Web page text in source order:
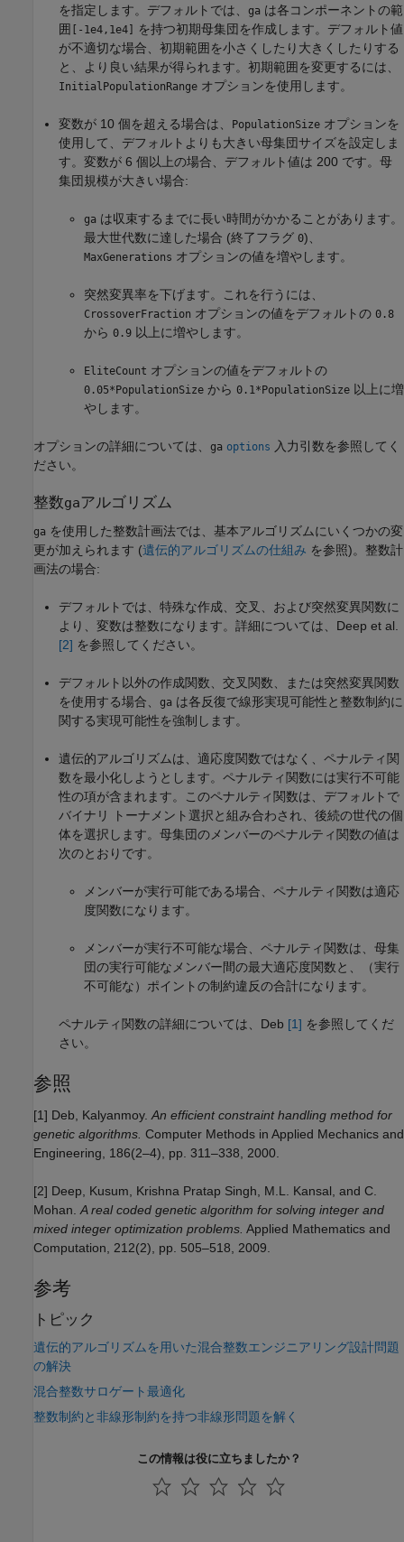
を指定します。デフォルトでは、 ga は各コンポーネントの範
囲
[-1e4,1e4]
を持つ初期母集団を作成します。デフォルト値
が不適切な場合、初期範囲を小さくしたり大きくしたりする
と、より良い結果が得られます。初期範囲を変更するには、
InitialPopulationRange オプションを使用します。
変数が 10 個を超える場合は、 PopulationSize オプションを
使用して、デフォルトよりも大きい母集団サイズを設定しま
す。変数が 6 個以上の場合、デフォルト値は 200 です。母
集団規模が大きい場合:
ga は収束するまでに長い時間がかかることがあります。
最大世代数に達した場合 (終了フラグ 0)、
MaxGenerations オプションの値を増やします。
突然変異率を下げます。これを行うには、
CrossoverFraction オプションの値をデフォルトの 0.8
から 0.9 以上に増やします。
EliteCount オプションの値をデフォルトの
0.05*PopulationSize から 0.1*PopulationSize 以上に増
やします。
オプションの詳細については、 ga options 入力引数を参照してく
ださい。
整数gaアルゴリズム
ga を使用した整数計画法では、基本アルゴリズムにいくつかの変
更が加えられます (遺伝的アルゴリズムの仕組み を参照)。整数計
画法の場合:
デフォルトでは、特殊な作成、交叉、および突然変異関数に
より、変数は整数になります。詳細については、Deep et al.
[2] を参照してください。
デフォルト以外の作成関数、交叉関数、または突然変異関数
を使用する場合、 ga は各反復で線形実現可能性と整数制約に
関する実現可能性を強制します。
遺伝的アルゴリズムは、適応度関数ではなく、ペナルティ関
数を最小化しようとします。ペナルティ関数には実行不可能
性の項が含まれます。このペナルティ関数は、デフォルトで
バイナリ トーナメント選択と組み合わされ、後続の世代の個
体を選択します。母集団のメンバーのペナルティ関数の値は
次のとおりです。
メンバーが実行可能である場合、ペナルティ関数は適応
度関数になります。
メンバーが実行不可能な場合、ペナルティ関数は、母集
団の実行可能なメンバー間の最大適応度関数と、（実行
不可能な）ポイントの制約違反の合計になります。
ペナルティ関数の詳細については、Deb [1] を参照してくだ
さい。
参照
[1] Deb, Kalyanmoy. An efficient constraint handling method for
genetic algorithms. Computer Methods in Applied Mechanics and
Engineering, 186(2–4), pp. 311–338, 2000.
[2] Deep, Kusum, Krishna Pratap Singh, M.L. Kansal, and C.
Mohan. A real coded genetic algorithm for solving integer and
mixed integer optimization problems. Applied Mathematics and
Computation, 212(2), pp. 505–518, 2009.
参考
トピック
遺伝的アルゴリズムを用いた混合整数エンジニアリング設計問題
の解決
混合整数サロゲート最適化
整数制約と非線形制約を持つ非線形問題を解く
この情報は役に立ちましたか？